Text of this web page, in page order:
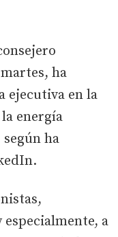
ha
ejecutiva en la
energía
ha
a